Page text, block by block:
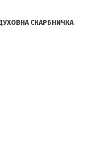
СКАРБНИЧКА